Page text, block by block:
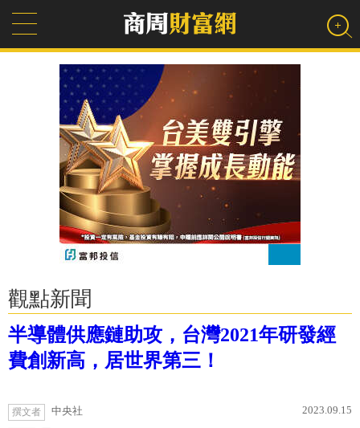
觀點新聞
半導體供應鏈助攻，台灣2021年研發經
費創新高，居世界第三！
撰文者 中央社 2023.09.15